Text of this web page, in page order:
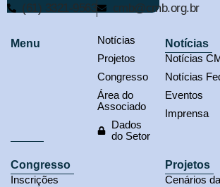
(61) 3321-9563 cmb@cmb.org.br
Menu
Notícias
Projetos
Congresso
Área do
Associado
Dados
do Setor
Notícias
Notícias
Notícias
Eventos
Imprensa
Congresso
Inscrições
Projetos
Cenários